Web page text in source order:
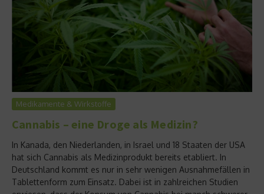
Medikamente & Wirkstoffe
Cannabis – eine Droge als Medizin?
In Kanada, den Niederlanden, in Israel und 18 Staaten der USA
hat sich Cannabis als Medizinprodukt bereits etabliert. In
Deutschland kommt es nur in sehr wenigen Ausnahmefällen in
Tablettenform zum Einsatz. Dabei ist in zahlreichen Studien